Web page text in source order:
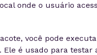
onde o usuário
você pode
Ele é usado para testar